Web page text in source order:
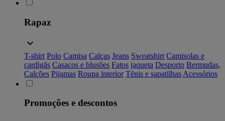
Rapaz
T-shirt Polo Camisa Calças Jeans Sweatshirt Camisolas e
cardigãs Casacos e blusões Fatos jaqueta Desporto Bermudas,
Calções Pijamas Roupa interior Ténis e sapatilhas Acessórios
Promoções e descontos